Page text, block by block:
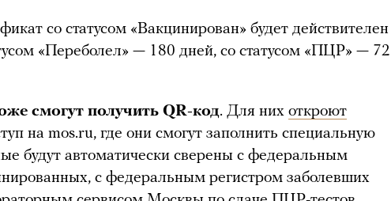
со статусом «Вакцинирован» будет действителен
«Переболел» — 180 дней, со статусом «ПЦР» — 72
смогут получить QR-код. Для них откроют
на mos.ru, где они смогут заполнить специальную
будут автоматически сверены с федеральным
с федеральным регистром заболевших